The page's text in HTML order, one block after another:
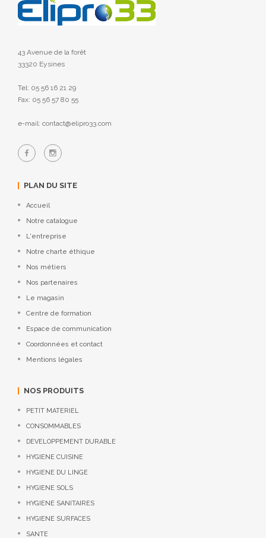
43 Avenue de la forêt
33320 Eysines
Tel: 05 56 16 21 29
Fax: 05 56 57 80 55
e-mail: contact@elipro33.com
PLAN DU SITE
Accueil
Notre catalogue
L'entreprise
Notre charte éthique
Nos métiers
Nos partenaires
Le magasin
Centre de formation
Espace de communication
Coordonnées et contact
Mentions légales
NOS PRODUITS
PETIT MATERIEL
CONSOMMABLES
DEVELOPPEMENT DURABLE
HYGIENE CUISINE
HYGIENE DU LINGE
HYGIENE SOLS
HYGIENE SANITAIRES
HYGIENE SURFACES
SANTE